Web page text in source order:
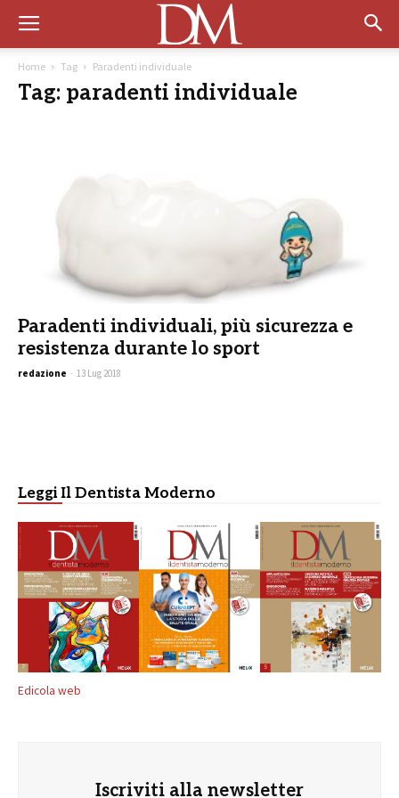
Home Tag Paradenti individuale
Tag: paradenti individuale
Paradenti individuali, più sicurezza e
resistenza durante lo sport
redazione - 13 Lug 2018
Leggi Il Dentista Moderno
Edicola web
Iscriviti alla newsletter